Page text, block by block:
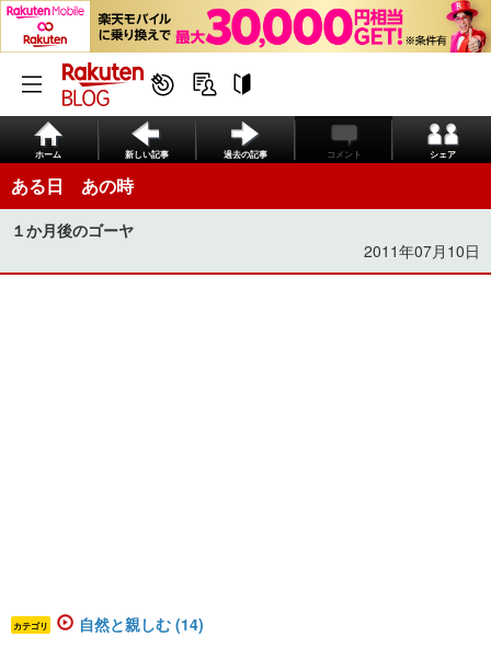
ホーム 新しい記事 過去の記事 コメント シェア
ある日 あの時
１か月後のゴーヤ
2011年07月10日
カテゴリ 自然と親しむ (14)